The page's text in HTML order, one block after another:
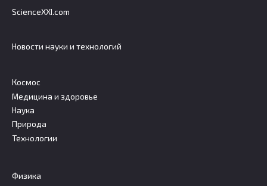
ScienceXXI.com
Новости науки и технологий
Космос
Медицина и здоровье
Наука
Природа
Технологии
Физика